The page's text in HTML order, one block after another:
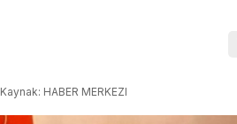
Kaynak: HABER MERKEZI